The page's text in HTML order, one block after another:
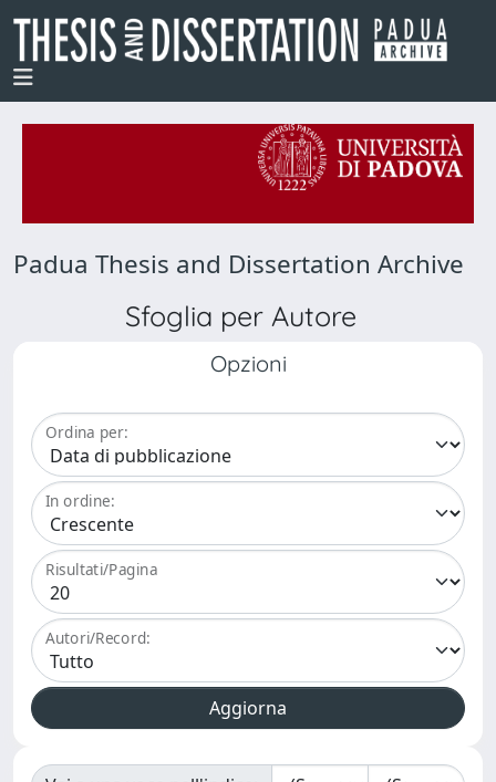
Padua Thesis and Dissertation Archive
Sfoglia per Autore
Opzioni
Ordina per:
In ordine:
Risultati/Pagina
Autori/Record: